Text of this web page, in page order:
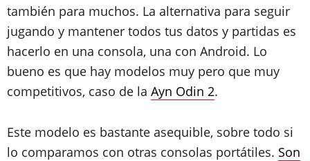
también para muchos. La alternativa para seguir
jugando y mantener todos tus datos y partidas es
hacerlo en una consola, una con Android. Lo
bueno es que hay modelos muy pero que muy
competitivos, caso de la Ayn Odin 2.
Este modelo es bastante asequible, sobre todo si
lo comparamos con otras consolas portátiles. Son